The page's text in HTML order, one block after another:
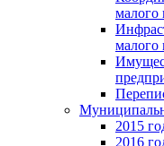
малого
малого
2015
2016